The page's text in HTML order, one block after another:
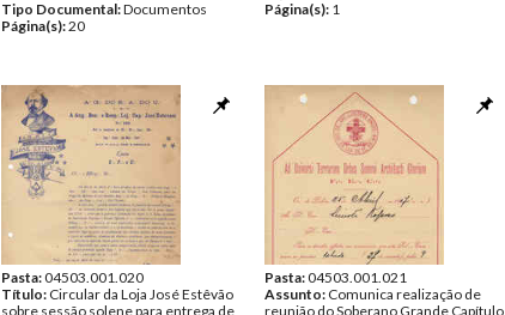
Tipo Documental:Documentos
Página(s):20
Página(s): 1
Pasta:04503.001.020
Título: Circular da Loja José Estêvão
sobre sessão solene para entrega de
Pasta:04503.001.021
Assunto: Comunica realização de
reunião do Soberano Grande Capítulo